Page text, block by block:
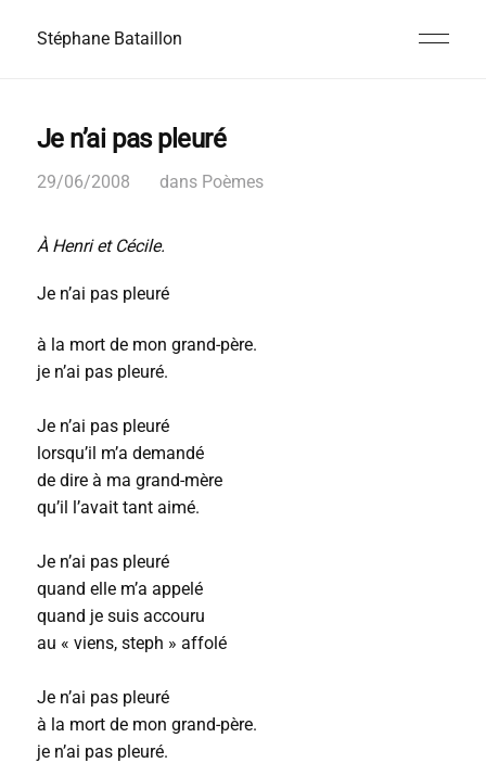
Stéphane Bataillon
Je n’ai pas pleuré
29/06/2008 dans Poèmes
À Henri et Cécile.
Je n’ai pas pleuré
à la mort de mon grand-père.
je n’ai pas pleuré.
Je n’ai pas pleuré
lorsqu’il m’a demandé
de dire à ma grand-mère
qu’il l’avait tant aimé.
Je n’ai pas pleuré
quand elle m’a appelé
quand je suis accouru
au « viens, steph » affolé
Je n’ai pas pleuré
à la mort de mon grand-père.
je n’ai pas pleuré.